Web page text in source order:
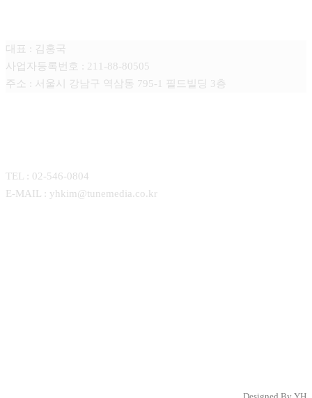
대표 : 김홍국
사업자등록번호 : 211-88-80505
주소 : 서울시 강남구 역삼동 795-1 필드빌딩 3층
TEL : 02-546-0804
E-MAIL : yhkim@tunemedia.co.kr